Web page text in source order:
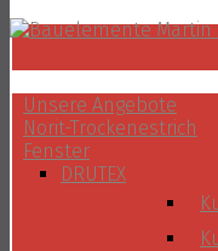
Unsere Angebote
Norit-Trockenestrich
Fenster
DRUTEX